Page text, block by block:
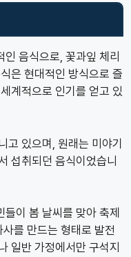
음식으로, 꽃과잎 체리
은 현대적인 방식으로 즐
계적으로 인기를 얻고 있
고 있으며, 원래는 미야기
섭취되던 음식이었습니
이 봄 날씨를 맞아 축제
를 만드는 형태로 발전
일반 가정에서만 구석지